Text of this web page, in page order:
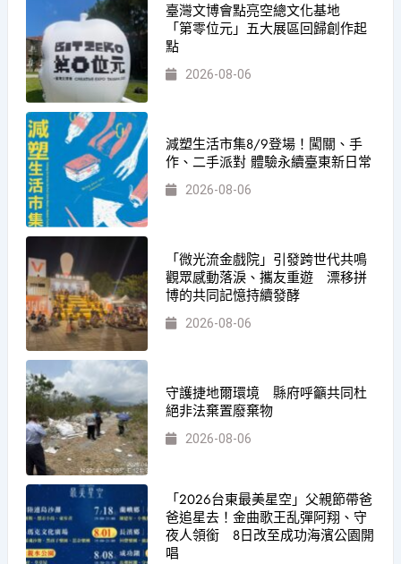
臺灣文博會點亮空總文化基地
「第零位元」五大展區回歸創作起
點
2026-08-06
減塑生活市集8/9登場！闖關、手
作、二手派對 體驗永續臺東新日常
2026-08-06
「微光流金戲院」引發跨世代共鳴
觀眾感動落淚、攜友重遊 漂移拼
博的共同記憶持續發酵
2026-08-06
守護捷地爾環境 縣府呼籲共同杜
絕非法棄置廢棄物
2026-08-06
「2026台東最美星空」父親節帶爸
爸追星去！金曲歌王乱彈阿翔、守
夜人領銜 8日改至成功海濱公園開
唱